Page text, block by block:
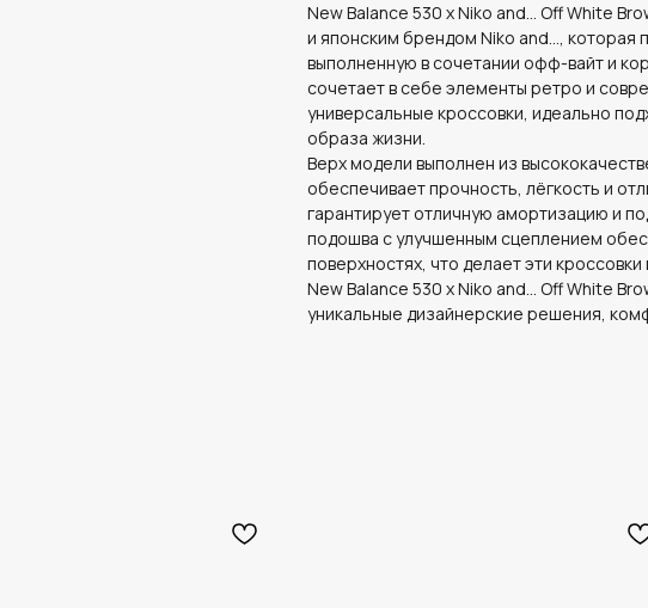
New Balance 530 x Niko and... Off White
и японским брендом Niko and..., которая
выполненную в сочетании офф-вайт и
сочетает в себе элементы ретро и
универсальные кроссовки, идеально
образа жизни.
Верх модели выполнен из
обеспечивает прочность, лёгкость и
гарантирует отличную амортизацию и
подошва с улучшенным сцеплением
поверхностях, что делает эти
New Balance 530 x Niko and... Off White
уникальные дизайнерские решения,